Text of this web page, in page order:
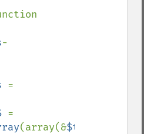
-
(array(&$this